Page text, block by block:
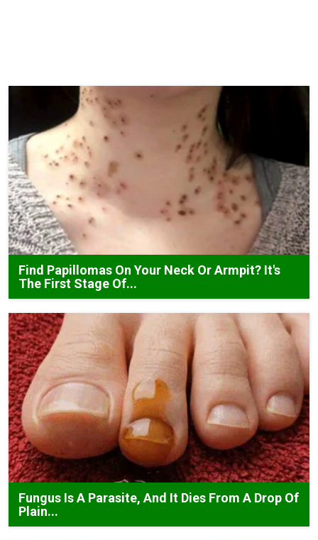
Find Papillomas On Your Neck Or Armpit? It's
The First Stage Of...
Fungus Is A Parasite, And It Dies From A Drop Of
Plain...